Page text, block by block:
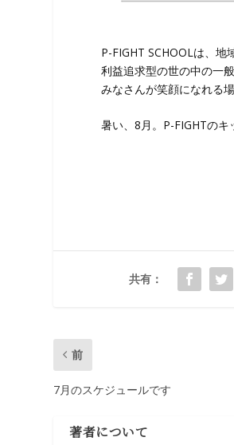
P-FIGHT SCHOOLは、地
利益追求型の世の中の一
みなさんが笑顔になれる
暑い、8月。P-FIGHTのキ
共有：
前
7月のスケジュールです
著者について